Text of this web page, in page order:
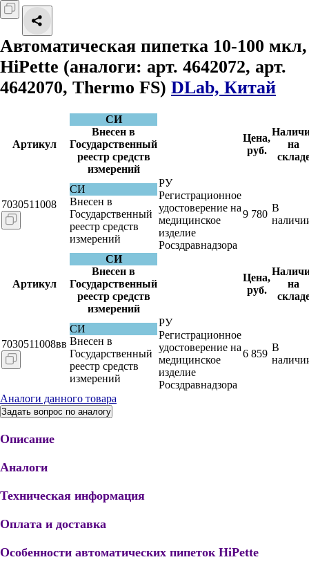
Автоматическая пипетка 10-100 мкл,
HiPette (аналоги: арт. 4642072, арт.
4642070, Thermo FS) DLab, Китай
Артикул
СИ
Внесен в
Государственный
реестр средств
измерений
Цена,
руб.
на
7030511008
СИ
Внесен в
Государственный
реестр средств
измерений
РУ
Регистрационное
удостоверение на
медицинское
изделие
Росздравнадзора
9 780
В
Артикул
СИ
Внесен в
Государственный
реестр средств
измерений
Цена,
руб.
на
7030511008вв
СИ
Внесен в
Государственный
реестр средств
измерений
РУ
Регистрационное
удостоверение на
медицинское
изделие
Росздравнадзора
6 859
В
Аналоги данного товара
Задать вопрос по аналогу
Описание
Аналоги
Техническая информация
Оплата и доставка
Особенности автоматических пипеток HiPette